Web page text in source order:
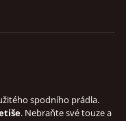
spodního prádla.
. Nebraňte své touze a